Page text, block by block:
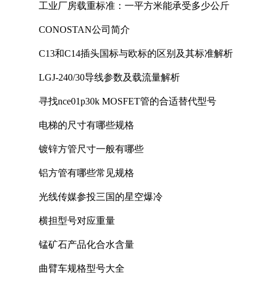
工业厂房载重标准：一平方米能承受多少公斤
CONOSTAN公司简介
C13和C14插头国标与欧标的区别及其标准解析
LGJ-240/30导线参数及载流量解析
寻找nce01p30k MOSFET管的合适替代型号
电梯的尺寸有哪些规格
镀锌方管尺寸一般有哪些
铝方管有哪些常见规格
光线传媒参投三国的星空爆冷
横担型号对应重量
锰矿石产品化合水含量
曲臂车规格型号大全